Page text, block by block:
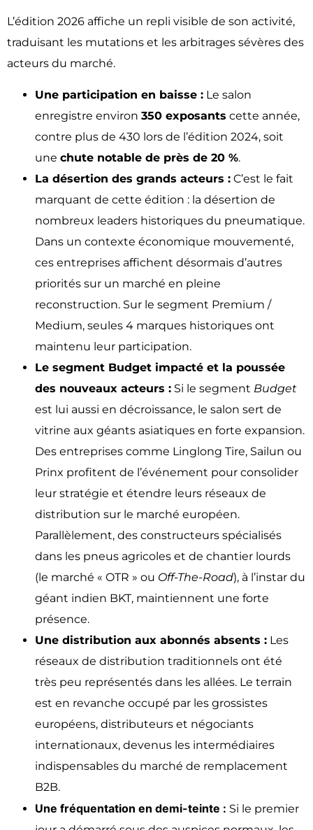
L’édition 2026 affiche un repli visible de son activité,
traduisant les mutations et les arbitrages sévères des
acteurs du marché.
Une participation en baisse : Le salon
enregistre environ 350 exposants cette année,
contre plus de 430 lors de l’édition 2024, soit
une chute notable de près de 20 %.
La désertion des grands acteurs : C’est le fait
marquant de cette édition : la désertion de
nombreux leaders historiques du pneumatique.
Dans un contexte économique mouvementé,
ces entreprises affichent désormais d’autres
priorités sur un marché en pleine
reconstruction. Sur le segment Premium /
Medium, seules 4 marques historiques ont
maintenu leur participation.
Le segment Budget impacté et la poussée
des nouveaux acteurs : Si le segment Budget
est lui aussi en décroissance, le salon sert de
vitrine aux géants asiatiques en forte expansion.
Des entreprises comme Linglong Tire, Sailun ou
Prinx profitent de l’événement pour consolider
leur stratégie et étendre leurs réseaux de
distribution sur le marché européen.
Parallèlement, des constructeurs spécialisés
dans les pneus agricoles et de chantier lourds
(le marché « OTR » ou Off-The-Road), à l’instar du
géant indien BKT, maintiennent une forte
présence.
Une distribution aux abonnés absents : Les
réseaux de distribution traditionnels ont été
très peu représentés dans les allées. Le terrain
est en revanche occupé par les grossistes
européens, distributeurs et négociants
internationaux, devenus les intermédiaires
indispensables du marché de remplacement
B2B.
Une fréquentation en demi-teinte : Si le premier